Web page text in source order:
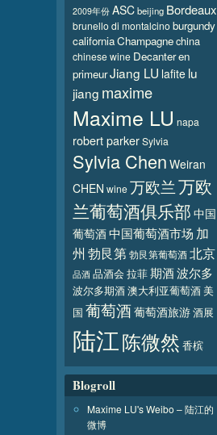
2009年份 ASCbeijing Bordeaux
brunello di montalcinoburgundy
californiaChampagnechina
chinese wine Decanteren
primeurJiang LU lafite lu
jiang maxime
Maxime LU napa
robert parkerSylvia
Sylvia Chen Weiran
CHEN wine万欧兰万欧
兰葡萄酒俱乐部中国
葡萄酒中国葡萄酒市场 加
州 勃艮第勃艮第葡萄酒北京
品酒品酒会 拉菲期酒波尔多
波尔多期酒澳大利亚葡萄酒美
国 葡萄酒葡萄酒旅游酒展
陆江陈微然 香槟
Blogroll
Maxime LU's Weibo – 陆江的
微博